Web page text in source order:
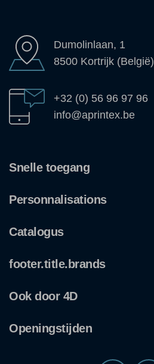
Dumolinlaan, 1
8500 Kortrijk (België)
+32 (0) 56 96 97 96
info@aprintex.be
Snelle toegang
Personnalisations
Catalogus
footer.title.brands
Ook door 4D
Openingstijden